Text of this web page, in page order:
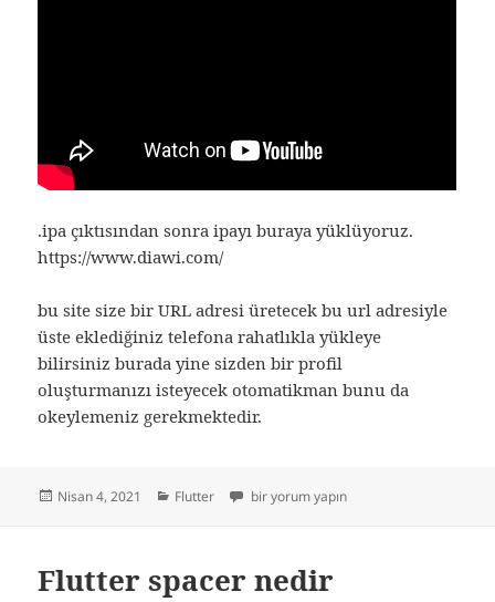
.ipa çıktısından sonra ipayı buraya yüklüyoruz.
https://www.diawi.com/
bu site size bir URL adresi üretecek bu url adresiyle
üste eklediğiniz telefona rahatlıkla yükleye
bilirsiniz burada yine sizden bir profil
oluşturmanızı isteyecek otomatikman bunu da
okeylemeniz gerekmektedir.
Yayın
Nisan 4, 2021 Kategoriler
Flutter iPhone Telefona dışarıdan .ipa yükleme
bir yorum yapın
Flutter spacer nedir